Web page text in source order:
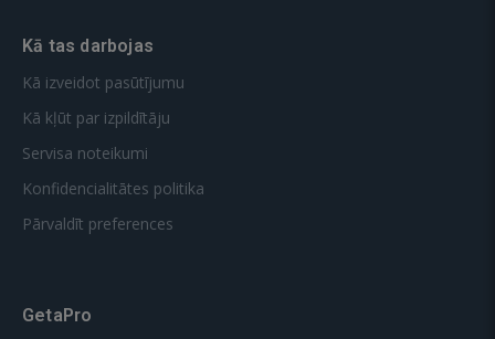
Kā tas darbojas
Kā izveidot pasūtījumu
Kā kļūt par izpildītāju
Servisa noteikumi
Konfidencialitātes politika
Pārvaldīt preferences
GetaPro